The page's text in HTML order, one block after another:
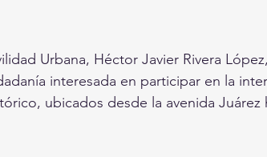
Urbana, Héctor Javier Rivera
interesada en participar en la
ubicados desde la avenida Juárez